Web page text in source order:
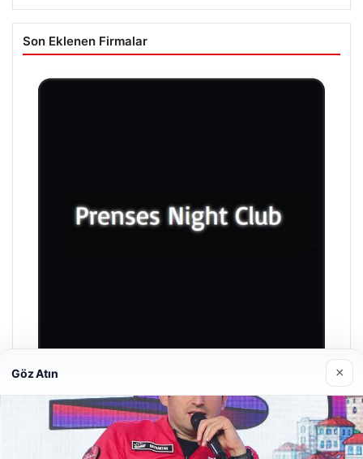
Son Eklenen Firmalar
Prenses Night Club
Nisan 29, 2026
Göz Atın ×